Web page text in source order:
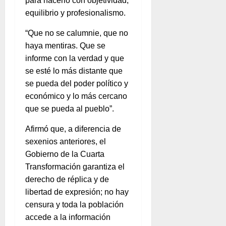
equilibrio y profesionalismo.
“Que no se calumnie, que no
haya mentiras. Que se
informe con la verdad y que
se esté lo más distante que
se pueda del poder político y
económico y lo más cercano
que se pueda al pueblo”.
Afirmó que, a diferencia de
sexenios anteriores, el
Gobierno de la Cuarta
Transformación garantiza el
derecho de réplica y de
libertad de expresión; no hay
censura y toda la población
accede a la información